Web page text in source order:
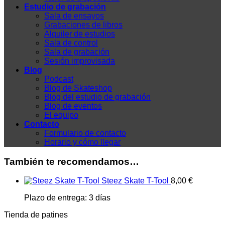
Estudio de grabación
Sala de ensayos
Grabaciones de libros
Alquiler de estudios
Sala de control
Sala de grabación
Sesión improvisada
Blog
Podcast
Blog de Skateshop
Blog del estudio de grabación
Blog de eventos
El equipo
Contacto
Formulario de contacto
Horario y cómo llegar
También te recomendamos…
Steez Skate T-Tool 8,00 €
Plazo de entrega: 3 días
Tienda de patines